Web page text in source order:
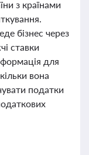
з країнами
бізнес через
ставки
для
вона
податки